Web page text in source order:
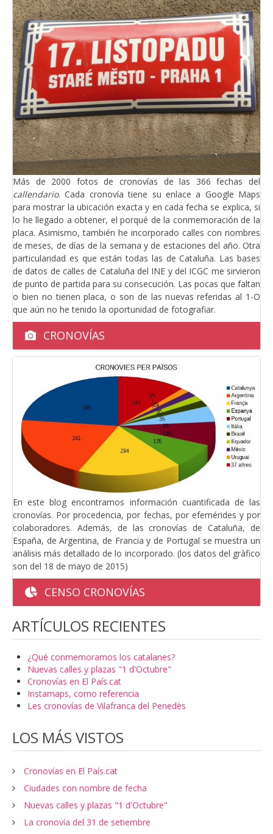
Más de 2000 fotos de cronovías de las 366 fechas del
callendario. Cada cronovía tiene su enlace a Google Maps
para mostrar la ubicación exacta y en cada fecha se explica, si
lo he llegado a obtener, el porqué de la conmemoración de la
placa. Asimismo, también he incorporado calles con nombres
de meses, de días de la semana y de estaciones del año. Otra
particularidad es que están todas las de Cataluña. Las bases
de datos de calles de Cataluña del INE y del ICGC me sirvieron
de punto de partida para su consecución. Las pocas que faltan
o bien no tienen placa, o son de las nuevas referidas al 1-O
que aún no he tenido la oportunidad de fotografiar.
CRONOVÍAS
En este blog encontramos información cuantificada de las
cronovías. Por procedencia, por fechas, por efemérides y por
colaboradores. Además, de las cronovías de Cataluña, de
España, de Argentina, de Francia y de Portugal se muestra un
análisis más detallado de lo incorporado. (los datos del gràfico
son del 18 de mayo de 2015)
CENSO CRONOVÍAS
ARTÍCULOS RECIENTES
¿Qué conmemoramos los catalanes?
Nuevas calles y plazas "1 d'Octubre"
Cronovías en El País.cat
Instamaps, como referencia
Les cronovías de Vilafranca del Penedès
LOS MÁS VISTOS
Cronovías en El País.cat
Ciudades con nombre de fecha
Nuevas calles y plazas "1 d'Octubre"
La cronovía del 31 de setiembre